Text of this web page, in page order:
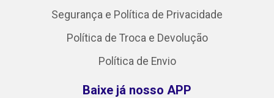
Segurança e Política de Privacidade
Política de Troca e Devolução
Política de Envio
Baixe já nosso APP